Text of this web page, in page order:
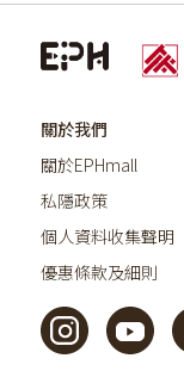
關於我們
關於EPHmall
私隱政策
個人資料收集聲明
優惠條款及細則